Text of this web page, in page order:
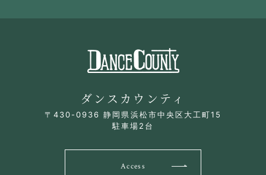
ダンスカウンティ
〒430-0936 静岡県浜松市中央区大工町15
駐車場2台
Access